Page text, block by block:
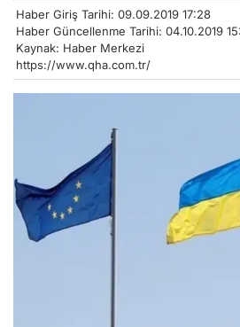
Haber Giriş Tarihi: 09.09.2019 17:28
Haber Güncellenme Tarihi: 04.10.2019
Kaynak: Haber Merkezi
https://www.qha.com.tr/